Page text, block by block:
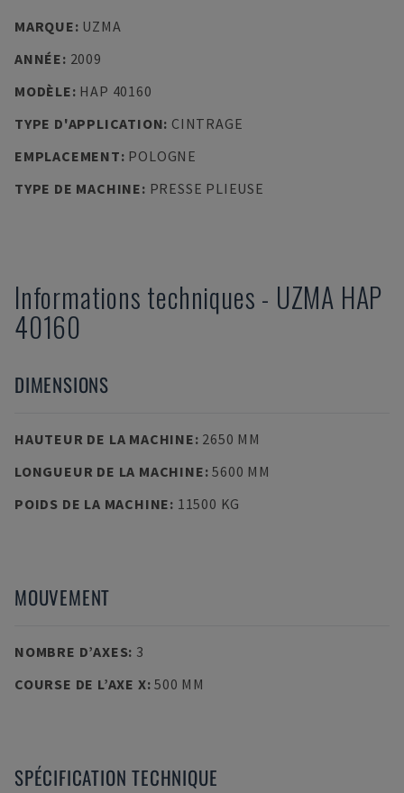
MARQUE: UZMA
ANNÉE: 2009
MODÈLE: HAP 40160
TYPE D'APPLICATION: CINTRAGE
EMPLACEMENT: POLOGNE
TYPE DE MACHINE: PRESSE PLIEUSE
Informations techniques - UZMA HAP
40160
DIMENSIONS
HAUTEUR DE LA MACHINE: 2650 MM
LONGUEUR DE LA MACHINE:5600 MM
POIDS DE LA MACHINE: 11500 KG
MOUVEMENT
NOMBRE D’AXES: 3
COURSE DE L’AXE X:500 MM
SPÉCIFICATION TECHNIQUE